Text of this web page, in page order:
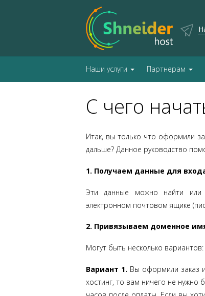
Наши услуги Партнерам
С чего
Итак, вы только что оформили
дальше? Данное руководство
1. Получаем данные для
Эти данные можно найти или
электронном почтовом ящике
2. Привязываем доменное
Могут быть несколько вариантов:
Вариант 1. Вы оформили заказ
хостинг, то вам ничего не нужно